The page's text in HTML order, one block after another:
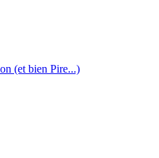
(et bien Pire...)